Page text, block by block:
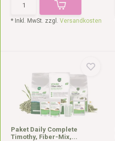
* Inkl. MwSt. zzgl.Versandkosten
Paket Daily Complete
Timothy, Fiber-Mix,...